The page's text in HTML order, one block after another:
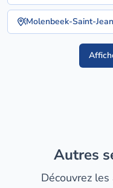
Molenbeek-Saint-Jean
Autres
Découvrez